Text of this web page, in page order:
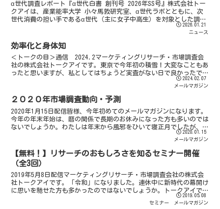
α世代調査レポート『α世代白書 創刊号 2026年SS号』株式会社トー
クアイは、産業能率大学 小々馬敦研究室、α世代ラボとともに、次
世代消費の担い手であるα世代（主に女子中高生）を対象とした調査
2026.01.21
ニュース
効率化と身体知
＜トークの目＞通信 2024.2マーケティングリサーチ・市場調査会
社の株式会社トークアイです。東京で今年初の積雪！大変なこともあ
ったと思いますが、私としてはちょうど実査がない日で良かったで
す。最近はオフランでの対面インタビューが多くなってい...2024.02.07
メールマガジン
２０２０年市場調査動向・予測
2020年1月15日配信皆様、今年初めてのメールマガジンになります。
今年の年末年始は、暦の関係で長期のお休みになった方も多いのでは
ないでしょうか。わたしは年末から風邪をひいて寝正月でしたが、新
2020.01.15
メールマガジン
【無料！】リサーチのおもしろさを知るセミナー開催
（全3回）
2019年5月8日配信マーケティングリサーチ・市場調査会社の株式会
社トークアイです。「令和」になりました。連休中に新時代の幕開け
に思いを馳せた方も多かったのではないでしょうか。トークアイで
は、新企画として無料セミナーを開催する運びとなりまし...2019.05.08
セミナー
メールマガジン